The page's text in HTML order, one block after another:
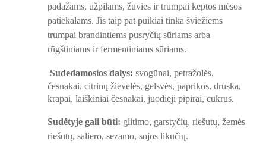
padažams, užpilams, žuvies ir trumpai keptos mėsos
patiekalams. Jis taip pat puikiai tinka šviežiems
trumpai brandintiems pusryčių sūriams arba
rūgštiniams ir fermentiniams sūriams.
Sudedamosios dalys: svogūnai, petražolės,
česnakai, citrinų žievelės, gelsvės, paprikos, druska,
krapai, laiškiniai česnakai, juodieji pipirai, cukrus.
Sudėtyje gali būti: glitimo, garstyčių, riešutų, žemės
riešutų, saliero, sezamo, sojos likučių.